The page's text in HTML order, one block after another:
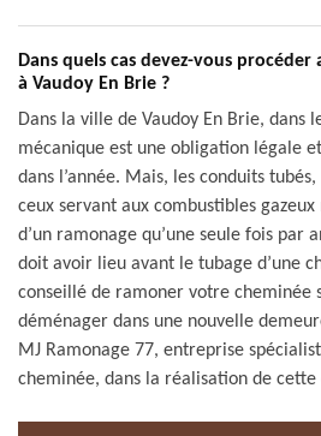
Dans quels cas devez-vous
à Vaudoy En Brie ?
Dans la ville de Vaudoy En Brie, dans
mécanique est une obligation légale
dans l’année. Mais, les conduits
ceux servant aux combustibles
d’un ramonage qu’une seule fois par
doit avoir lieu avant le tubage d’une
conseillé de ramoner votre cheminée
déménager dans une nouvelle
MJ Ramonage 77, entreprise
cheminée, dans la réalisation de